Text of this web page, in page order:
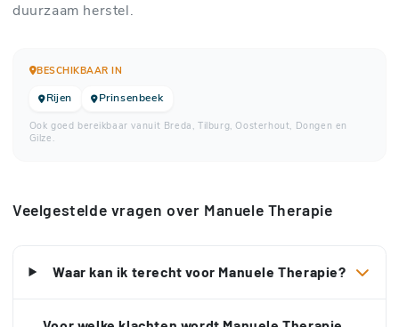
duurzaam herstel.
BESCHIKBAAR IN
Rijen Prinsenbeek
Ook goed bereikbaar vanuit Breda, Tilburg, Oosterhout, Dongen en
Gilze.
Veelgestelde vragen over Manuele Therapie
Waar kan ik terecht voor Manuele Therapie?